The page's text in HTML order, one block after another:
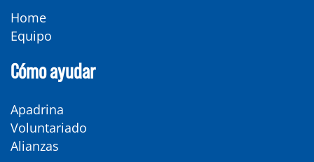
Home
Equipo
Cómo ayudar
Apadrina
Voluntariado
Alianzas